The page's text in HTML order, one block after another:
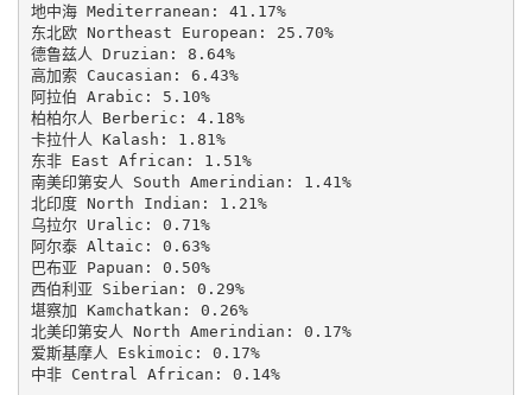
地中海 Mediterranean: 41.17%
东北欧 Northeast European: 25.70%
德鲁兹人 Druzian: 8.64%
高加索 Caucasian: 6.43%
阿拉伯 Arabic: 5.10%
柏柏尔人 Berberic: 4.18%
卡拉什人 Kalash: 1.81%
东非 East African: 1.51%
南美印第安人 South Amerindian: 1.41%
北印度 North Indian: 1.21%
乌拉尔 Uralic: 0.71%
阿尔泰 Altaic: 0.63%
巴布亚 Papuan: 0.50%
西伯利亚 Siberian: 0.29%
堪察加 Kamchatkan: 0.26%
北美印第安人 North Amerindian: 0.17%
爱斯基摩人 Eskimoic: 0.17%
中非 Central African: 0.14%